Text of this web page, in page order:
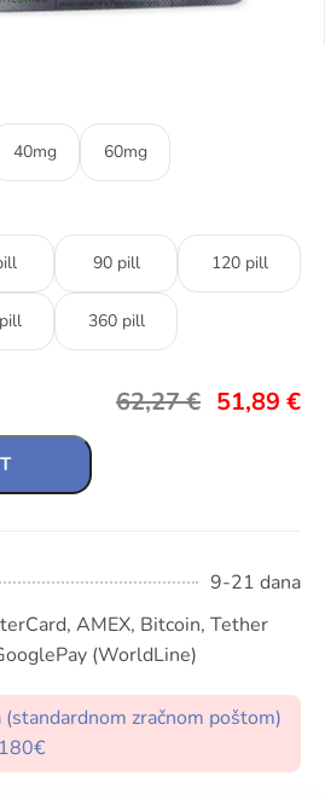
40mg 60mg
90 pill 120 pill
360 pill
62,27€ 51,89 €
9-21 dana
AMEX, Bitcoin, Tether
(WorldLine)
zračnom poštom)